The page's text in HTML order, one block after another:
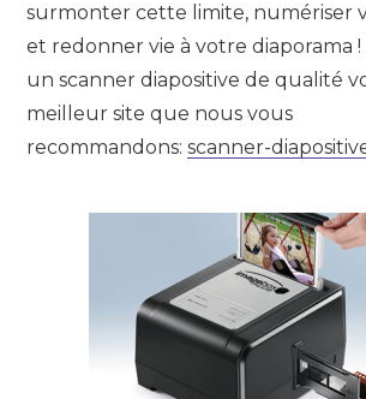
surmonter cette limite, numériser
et redonner vie à votre diaporama
un scanner diapositive de qualité
meilleur site que nous vous
recommandons: scanner-